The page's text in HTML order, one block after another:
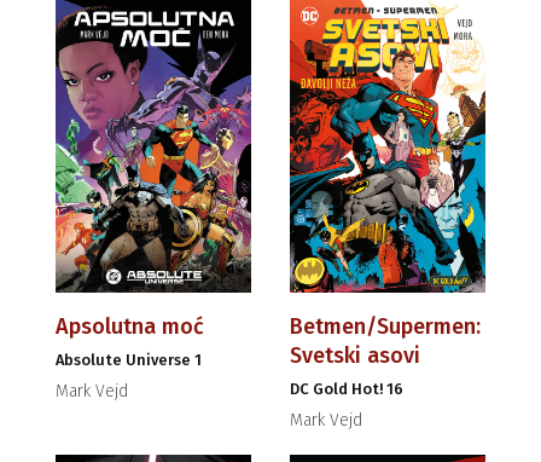
Apsolutna moć
Absolute Universe 1
Mark Vejd
Betmen/Supermen:
Svetski asovi
DC Gold Hot! 16
Mark Vejd